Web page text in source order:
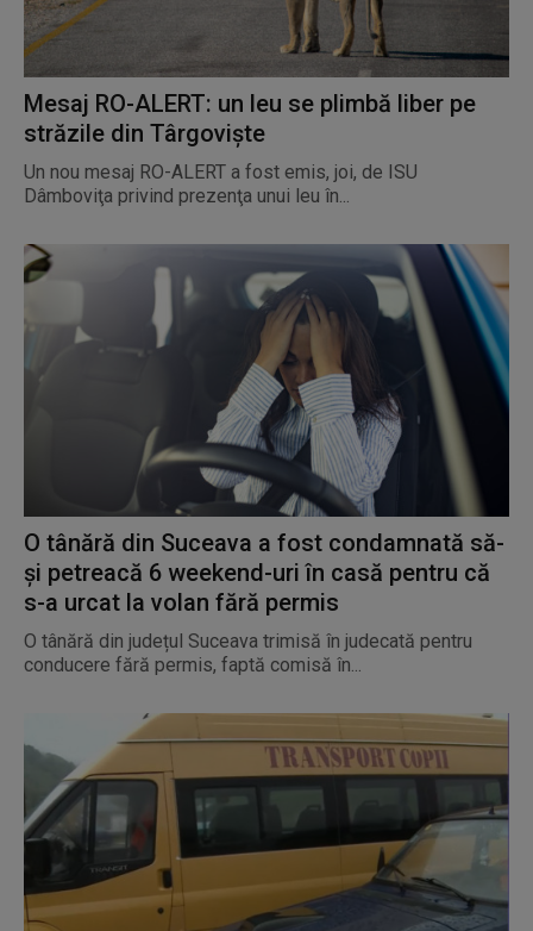
Mesaj RO-ALERT: un leu se plimbă liber pe
străzile din Târgovişte
Un nou mesaj RO-ALERT a fost emis, joi, de ISU
Dâmboviţa privind prezenţa unui leu în...
O tânără din Suceava a fost condamnată să-
și petreacă 6 weekend-uri în casă pentru că
s-a urcat la volan fără permis
O tânără din județul Suceava trimisă în judecată pentru
conducere fără permis, faptă comisă în...